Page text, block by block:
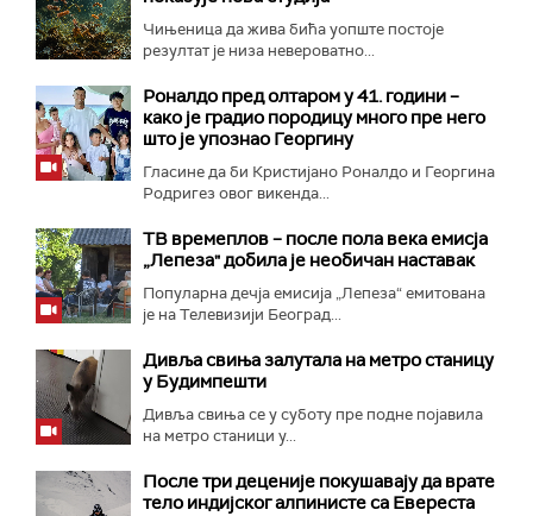
Чињеница да жива бића уопште постоје
резултат је низа невероватно...
Роналдо пред олтаром у 41. години –
како је градио породицу много пре него
што је упознао Георгину
Гласине да би Кристијано Роналдо и Георгина
Родригез овог викенда...
ТВ времеплов – после пола века емисја
„Лепеза" добила је необичан наставак
Популарна дечја емисија „Лепеза“ емитована
је на Телевизији Београд...
Дивља свиња залутала на метро станицу
у Будимпешти
Дивља свиња се у суботу пре подне појавила
на метро станици у...
После три деценије покушавају да врате
тело индијског алпинисте са Евереста